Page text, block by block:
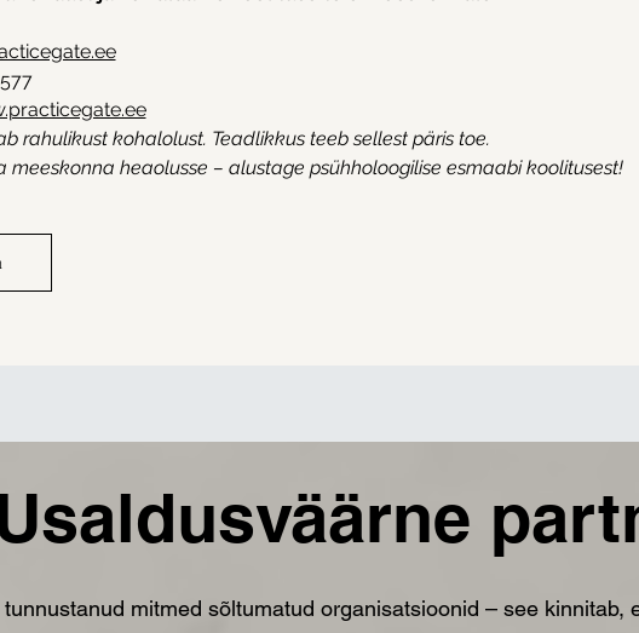
rahulikust kohalolust. Teadlikkus teeb sellest päris toe.
meeskonna heaolusse – alustage psühholoogilise esmaabi koolitusest!
mitmed sõltumatud organisatsioonid – see kinnitab,